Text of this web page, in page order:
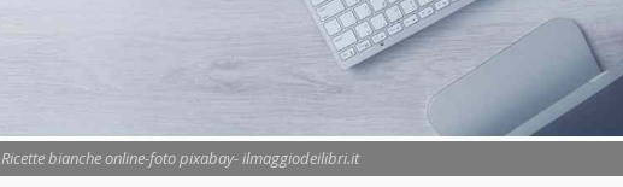
Ricette bianche online-foto pixabay- ilmaggiodeilibri.it